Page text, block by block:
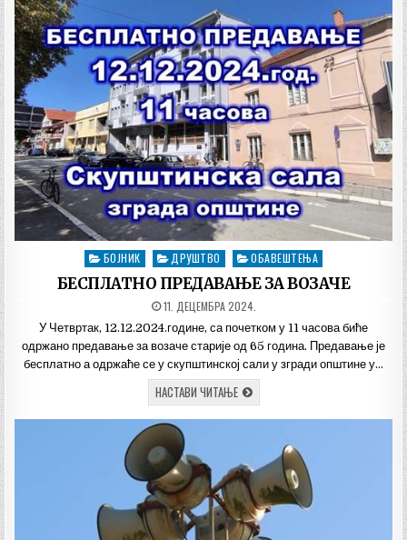
СУПЕРМАРКЕТА
У
БОЈНИКУ
Posted
in
БОЈНИК ДРУШТВО ОБАВЕШТЕЊА
БЕСПЛАТНО ПРЕДАВАЊЕ ЗА ВОЗАЧЕ
ДАТУМ
ОБЈАВЉИВАЊА:
11. ДЕЦЕМБРА 2024.
У Четвртак, 12.12.2024.године, са почетком у 11 часова биће
одржано предавање за возаче старије од 65 година. Предавање је
бесплатно а одржаће се у скупштинској сали у згради општине у…
НАСТАВИ ЧИТАЊЕБЕСПЛАТНО
ПРЕДАВАЊЕ
ЗА